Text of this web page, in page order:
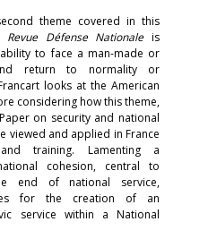
theme covered in this
Revue Défense Nationaleis
to face a man-made or
return to normality or
looks at the American
considering how this theme,
on security and national
viewed and applied in France
training. Lamenting a
cohesion, central to
end of national service,
for the creation of an
service within a National